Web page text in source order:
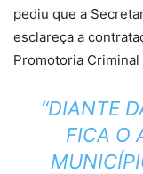
pediu que a
esclareça a
Promotoria
“DIANTE
FICA O